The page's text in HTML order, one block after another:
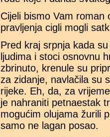
Cijeli bismo Vam roman
pravljenja cigli mogli
Pred kraj srpnja kada
ljudima i stoci osnovnu
zbrinuto, krenule su
za zidanje, navlačila su
rijeke. Eh, da, za
je nahraniti petnaestak
mogućim olujama žurili
samo ne lagan posao.